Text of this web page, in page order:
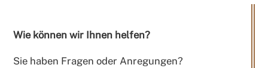
Wie können wir Ihnen helfen?
Sie haben Fragen oder Anregungen?